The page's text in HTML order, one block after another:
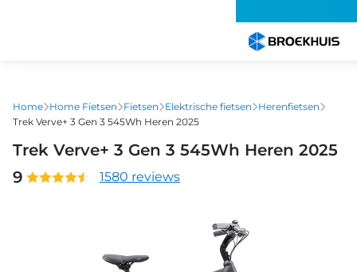
gaan
Home Home Fietsen Fietsen Elektrische fietsen
Herenfietsen
Trek Verve+ 3 Gen 3 545Wh Heren 2025
Trek Verve+ 3 Gen 3 545Wh Heren 2025
9
1580 reviews